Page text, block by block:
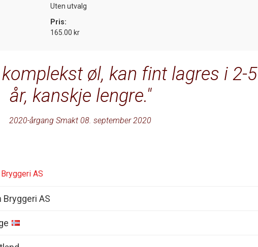
Uten utvalg
Pris:
165.00 kr
øl, kan fint lagres i 2-5
år, kanskje lengre.
2020-årgang Smakt 08. september 2020
Bryggeri AS
Bryggeri AS